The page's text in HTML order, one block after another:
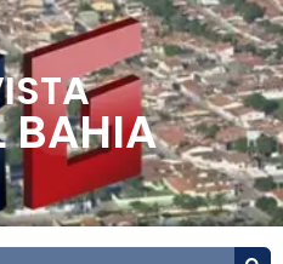
BAHIA